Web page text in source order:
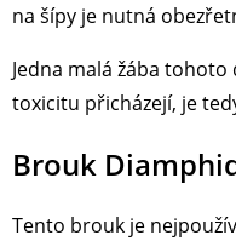
na šípy je nutná
Jedna malá žába
toxicitu přicházejí, je
Brouk
Tento brouk je